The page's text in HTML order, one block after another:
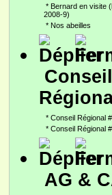
* Bernard en visite
2008-9)
* Nos abeilles
Conseil
* Conseil Régional
* Conseil Régional
AG &